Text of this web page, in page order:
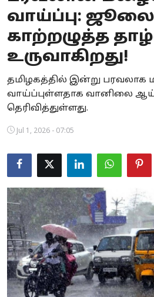
Business
Crime
National
Spirituality
Weather
Politics
வாய்ப்பு: ஜூலை
காற்றழுத்த
உருவாகிறது!
தமிழகத்தில் இன்று
வாய்ப்புள்ளதாக வானிலை
தெரிவித்துள்ளது.
Jul 1, 2026 - 07:05